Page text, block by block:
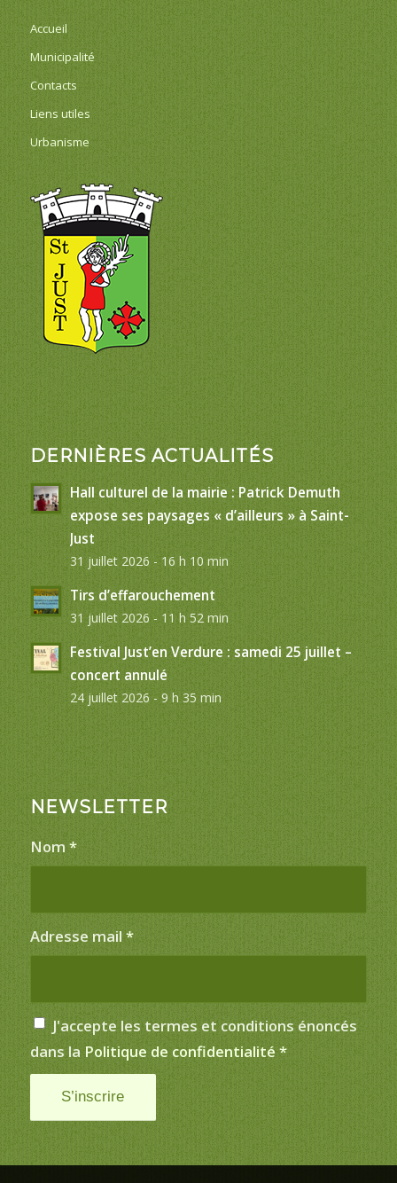
Accueil
Municipalité
Contacts
Liens utiles
Urbanisme
DERNIÈRES ACTUALITÉS
Hall culturel de la mairie : Patrick Demuth
expose ses paysages « d’ailleurs » à Saint-
Just
31 juillet 2026 - 16 h 10 min
Tirs d’effarouchement
31 juillet 2026 - 11 h 52 min
Festival Just’en Verdure : samedi 25 juillet –
concert annulé
24 juillet 2026 - 9 h 35 min
NEWSLETTER
Nom *
Adresse mail *
J'accepte les termes et conditions énoncés
dans la Politique de confidentialité *